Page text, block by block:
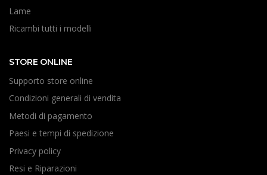
Lame
Ricambi tutti i modelli
STORE ONLINE
Supporto store online
Condizioni generali di vendita
Metodi di pagamento
Paesi e tempi di spedizione
Privacy policy
Resi e Riparazioni